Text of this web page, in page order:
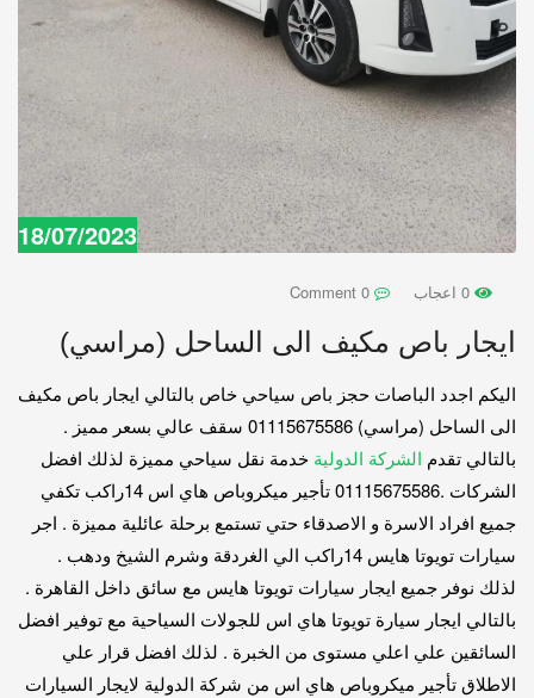
18/07/2023
ايجار باص مكيف الى الساحل (مراسي)
اليكم اجدد الباصات حجز باص سياحي خاص بالتالي ايجار باص مكيف
الى الساحل (مراسي) 01115675586 سقف عالي بسعر مميز .
بالتالي تقدم الشركة الدولية خدمة نقل سياحي مميزة لذلك افضل
الشركات .01115675586 تأجير ميكروباص هاي اس 14راكب تكفي
جميع افراد الاسرة و الاصدقاء حتي تستمع برحلة عائلية مميزة . اجر
سيارات تويوتا هايس 14راكب الي الغردقة وشرم الشيخ ودهب .
لذلك نوفر جميع ايجار سيارات تويوتا هايس مع سائق داخل القاهرة .
بالتالي ايجار سيارة تويوتا هاي اس للجولات السياحية مع توفير افضل
السائقين علي اعلي مستوى من الخبرة . لذلك افضل قرار علي
الاطلاق تأجير ميكروباص هاي اس من شركة الدولية لايجار السيارات